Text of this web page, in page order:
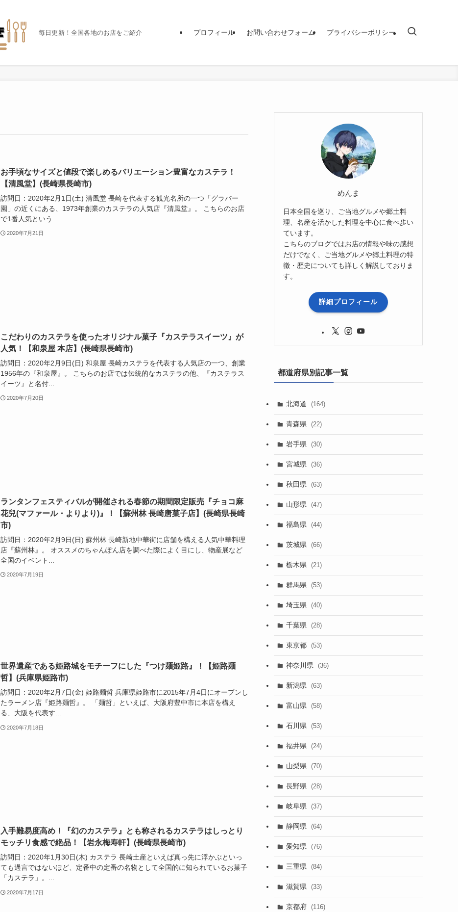
毎日更新！全国各地のお店をご紹介 プロフィール お問い合わせフォーム プライバシーポリシー
お手頃なサイズと値段で楽しめるバリエーション豊富なカステラ！
【清風堂】(長崎県長崎市)
訪問日：2020年2月1日(土) 清風堂 長崎を代表する観光名所の一つ「グラバー
園」の近くにある、1973年創業のカステラの人気店『清風堂』。 こちらのお店
で1番人気という...
2020年7月21日
こだわりのカステラを使ったオリジナル菓子『カステラスイーツ』が
人気！【和泉屋 本店】(長崎県長崎市)
訪問日：2020年2月9日(日) 和泉屋 長崎カステラを代表する人気店の一つ、創業
1956年の『和泉屋』。 こちらのお店では伝統的なカステラの他、『カステラス
イーツ』と名付...
2020年7月20日
ランタンフェスティバルが開催される春節の期間限定販売『チョコ麻
花兒(マファール・よりより)』！【蘇州林 長崎唐菓子店】(長崎県長崎
市)
訪問日：2020年2月9日(日) 蘇州林 長崎新地中華街に店舗を構える人気中華料理
店『蘇州林』。 オススメのちゃんぽん店を調べた際によく目にし、物産展など
全国のイベント...
2020年7月19日
世界遺産である姫路城をモチーフにした『つけ麺姫路』！【姫路麺
哲】(兵庫県姫路市)
訪問日：2020年2月7日(金) 姫路麺哲 兵庫県姫路市に2015年7月4日にオープンし
たラーメン店『姫路麺哲』。 「麺哲」といえば、大阪府豊中市に本店を構え
る、大阪を代表す...
2020年7月18日
入手難易度高め！『幻のカステラ』とも称されるカステラはしっとり
モッチリ食感で絶品！【岩永梅寿軒】(長崎県長崎市)
訪問日：2020年1月30日(木) カステラ 長崎土産といえば真っ先に浮かぶといっ
ても過言ではないほど、定番中の定番の名物として全国的に知られているお菓子
「カステラ」。...
2020年7月17日
めんま
日本全国を巡り、ご当地グルメや郷土料
理、名産を活かした料理を中心に食べ歩い
ています。
こちらのブログではお店の情報や味の感想
だけでなく、ご当地グルメや郷土料理の特
徴・歴史についても詳しく解説しておりま
す。
詳細プロフィール
都道府県別記事一覧
北海道 (164)
青森県 (22)
岩手県 (30)
宮城県 (36)
秋田県 (63)
山形県 (47)
福島県 (44)
茨城県 (66)
栃木県 (21)
群馬県 (53)
埼玉県 (40)
千葉県 (28)
東京都 (53)
神奈川県 (36)
新潟県 (63)
富山県 (58)
石川県 (53)
福井県 (24)
山梨県 (70)
長野県 (28)
岐阜県 (37)
静岡県 (64)
愛知県 (76)
三重県 (84)
滋賀県 (33)
京都府 (116)